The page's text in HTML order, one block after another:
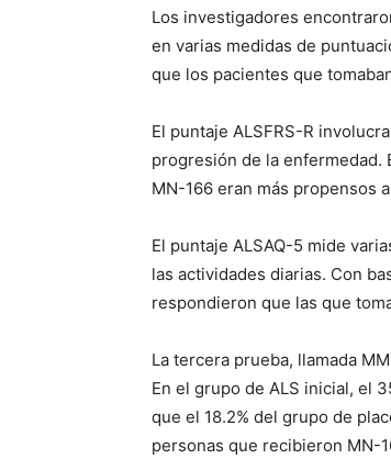
Los investigadores
en varias medidas de
que los pacientes que
El puntaje ALSFRS-R
progresión de la enfermedad.
MN-166 eran más propensos
El puntaje ALSAQ-5 mide
las actividades diarias. Con
respondieron que las que
La tercera prueba, llamada
En el grupo de ALS inicial, el
que el 18.2% del grupo de
personas que recibieron MN-